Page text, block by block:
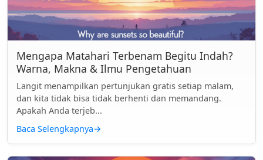
Mengapa Matahari Terbenam Begitu Indah?
Warna, Makna & Ilmu Pengetahuan
Langit menampilkan pertunjukan gratis setiap malam,
dan kita tidak bisa tidak berhenti dan memandang.
Apakah Anda terjeb...
Baca Selengkapnya→